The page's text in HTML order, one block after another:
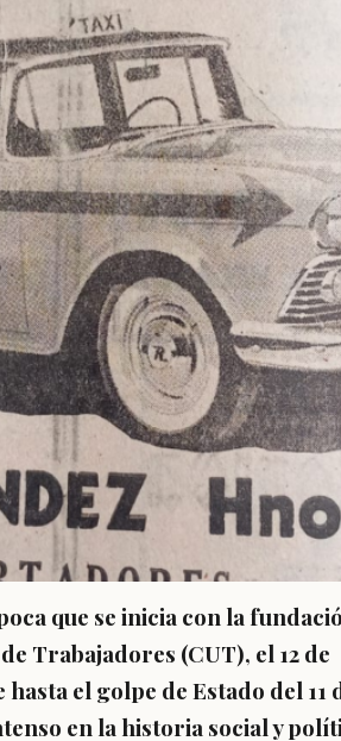
que se inicia con la
Trabajadores (CUT), el 12 de
el golpe de Estado del 11
en la historia social y